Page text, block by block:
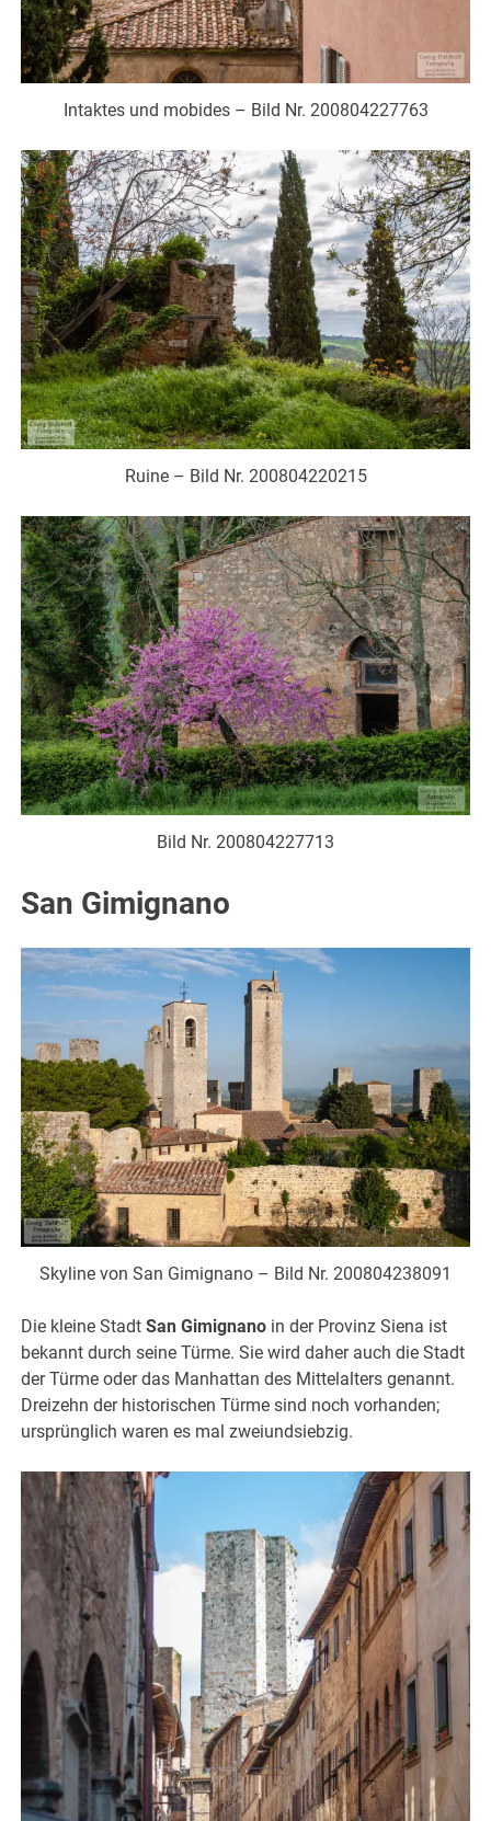
Intaktes und mobides – Bild Nr. 200804227763
Ruine – Bild Nr. 200804220215
Bild Nr. 200804227713
San Gimignano
Skyline von San Gimignano – Bild Nr. 200804238091
Die kleine StadtSan Gimignano in der Provinz Siena ist
bekannt durch seine Türme. Sie wird daher auch die Stadt
der Türme oder das Manhattan des Mittelalters genannt.
Dreizehn der historischen Türme sind noch vorhanden;
ursprünglich waren es mal zweiundsiebzig.